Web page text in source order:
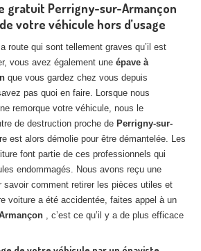
95 : casse auto avec destruction
01 83 64 20 40
gratuit Perrigny-sur-Armançon
votre véhicule hors d’usage
route qui sont tellement graves qu’il est
vous avez également une épave à
que vous gardez chez vous depuis
pas quoi en faire. Lorsque nous
remorque votre véhicule, nous le
de destruction proche de Perrigny-sur-
est alors démolie pour être démantelée. Les
font partie de ces professionnels qui
endommagés. Nous avons reçu une
savoir comment retirer les pièces utiles et
voiture a été accidentée, faites appel à un
, c’est ce qu’il y a de plus efficace